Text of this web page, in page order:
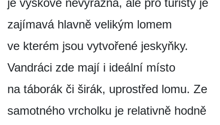
je výškově nevýrazná, ale pro turisty je
zajímavá hlavně velikým lomem
ve kterém jsou vytvořené jeskyňky.
Vandráci zde mají i ideální místo
na táborák či širák, uprostřed lomu. Ze
samotného vrcholku je relativně hodně